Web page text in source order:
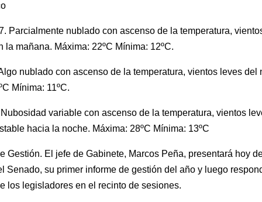
Parcialmente nublado con ascenso de la temperatura,
la mañana. Máxima: 22ºC Mínima: 12ºC.
nublado con ascenso de la temperatura, vientos leves del
Mínima: 11ºC.
variable con ascenso de la temperatura, vientos
hacia la noche. Máxima: 28ºC Mínima: 13ºC
Gestión. El jefe de Gabinete, Marcos Peña, presentará hoy
Senado, su primer informe de gestión del año y luego
los legisladores en el recinto de sesiones.